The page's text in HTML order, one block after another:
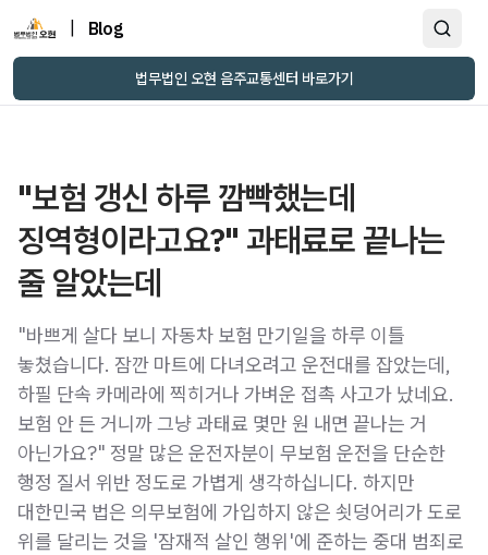
Blog
법무법인 오현 음주교통센터 바로가기
"보험 갱신 하루 깜빡했는데
징역형이라고요?" 과태료로 끝나는
줄 알았는데
"바쁘게 살다 보니 자동차 보험 만기일을 하루 이틀
놓쳤습니다. 잠깐 마트에 다녀오려고 운전대를 잡았는데,
하필 단속 카메라에 찍히거나 가벼운 접촉 사고가 났네요.
보험 안 든 거니까 그냥 과태료 몇만 원 내면 끝나는 거
아닌가요?" 정말 많은 운전자분이 무보험 운전을 단순한
행정 질서 위반 정도로 가볍게 생각하십니다. 하지만
대한민국 법은 의무보험에 가입하지 않은 쇳덩어리가 도로
위를 달리는 것을 '잠재적 살인 행위'에 준하는 중대 범죄로